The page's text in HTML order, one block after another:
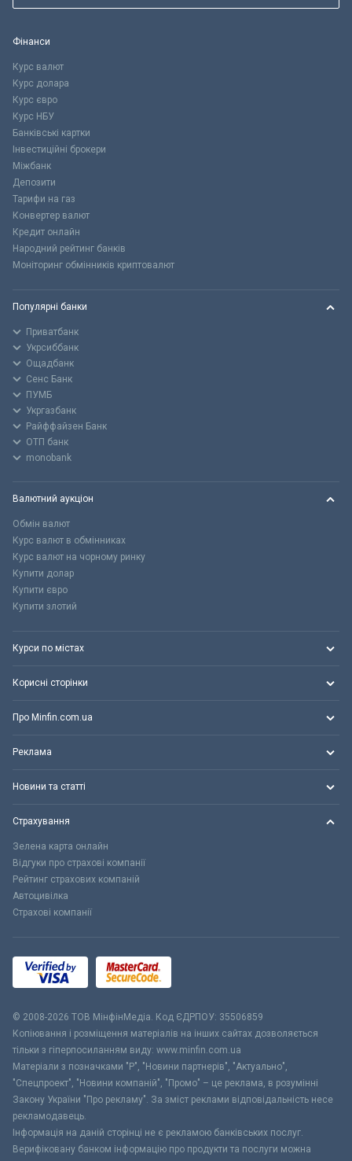
Фінанси
Курс валют
Курс долара
Курс євро
Курс НБУ
Банківські картки
Інвестиційні брокери
Міжбанк
Депозити
Тарифи на газ
Конвертер валют
Кредит онлайн
Народний рейтинг банків
Моніторинг обмінників криптовалют
Популярні банки
Приватбанк
Укрсиббанк
Ощадбанк
Сенс Банк
ПУМБ
Укргазбанк
Райффайзен Банк
ОТП банк
monobank
Валютний аукціон
Обмін валют
Курс валют в обмінниках
Курс валют на чорному ринку
Купити долар
Купити євро
Купити злотий
Курси по містах
Корисні сторінки
Про Minfin.com.ua
Реклама
Новини та статті
Страхування
Зелена карта онлайн
Відгуки про страхові компанії
Рейтинг страхових компаній
Автоцивілка
Страхові компанії
© 2008-2026 ТОВ МiнфiнМедiа. Код ЄДРПОУ: 35506859
Копіювання і розміщення матеріалів на інших сайтах дозволяється
тільки з гіперпосиланням виду: www.minfin.com.ua
Матеріали з позначками "Р", "Новини партнерів", "Актуально",
"Спецпроект", "Новини компаній", "Промо" – це реклама, в розумінні
Закону України "Про рекламу". За зміст реклами відповідальність несе
рекламодавець.
Інформація на даній сторінці не є рекламою банківських послуг.
Верифіковану банком інформацію про продукти та послуги можна